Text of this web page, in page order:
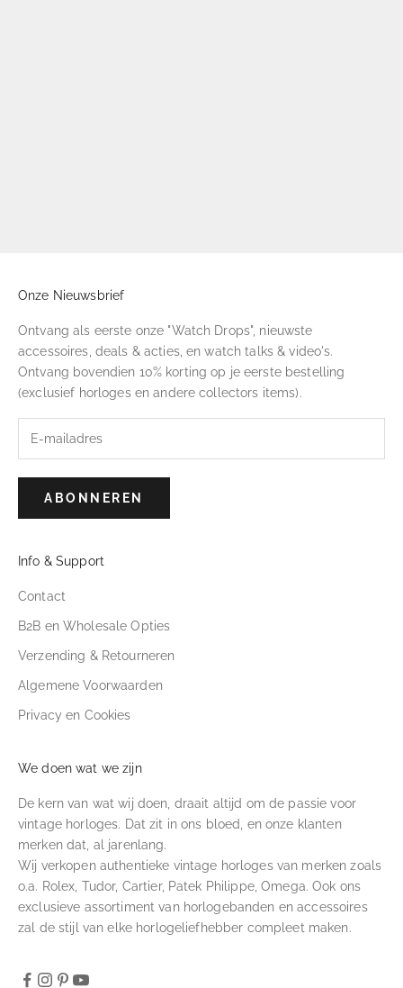
Onze Nieuwsbrief
Ontvang als eerste onze "Watch Drops", nieuwste
accessoires, deals & acties, en watch talks & video's.
Ontvang bovendien 10% korting op je eerste bestelling
(exclusief horloges en andere collectors items).
ABONNEREN
Info & Support
Contact
B2B en Wholesale Opties
Verzending & Retourneren
Algemene Voorwaarden
Privacy en Cookies
We doen wat we zijn
De kern van wat wij doen, draait altijd om de passie voor
vintage horloges. Dat zit in ons bloed, en onze klanten
merken dat, al jarenlang.
Wij verkopen authentieke vintage horloges van merken zoals
o.a. Rolex, Tudor, Cartier, Patek Philippe, Omega. Ook ons
exclusieve assortiment van horlogebanden en accessoires
zal de stijl van elke horlogeliefhebber compleet maken.